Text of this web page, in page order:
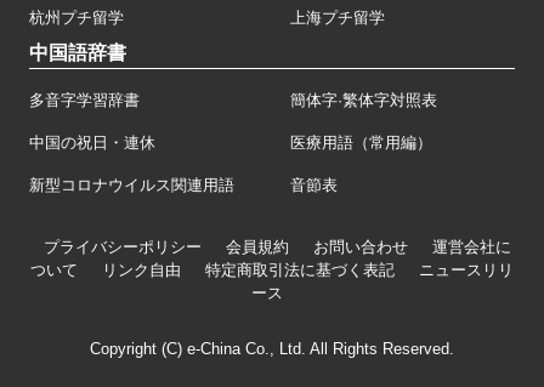
杭州プチ留学 上海プチ留学
中国語辞書
多音字学習辞書 簡体字·繁体字対照表
中国の祝日・連休 医療用語（常用編）
新型コロナウイルス関連用語 音節表
プライバシーポリシー 会員規約 お問い合わせ
運営会社に
ついて
リンク自由 特定商取引法に基づく表記
ニュースリリ
ース
Copyright (C) e-China Co., Ltd. All Rights Reserved.